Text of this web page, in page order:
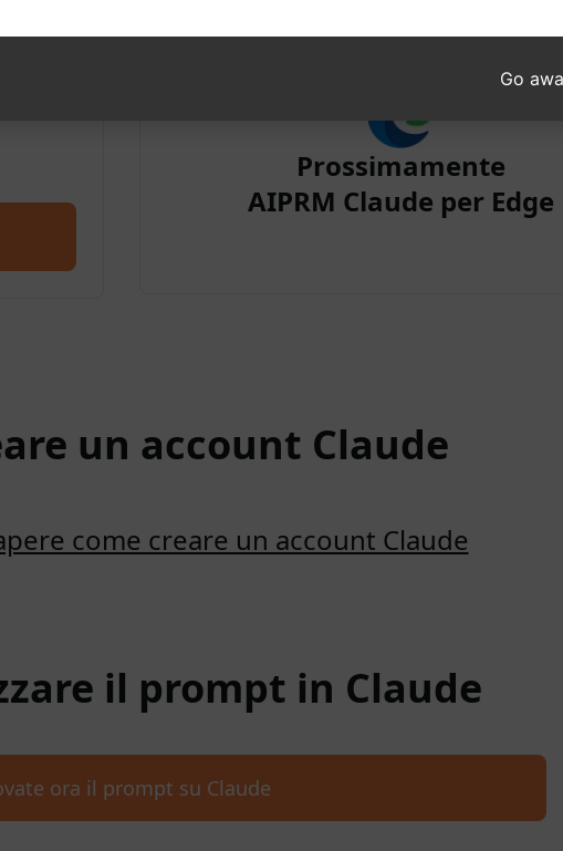
Prossimamente
AIPRM Claude per Edge
un account Claude
come creare un account Claude
il prompt in Claude
ora il prompt su Claude
Go